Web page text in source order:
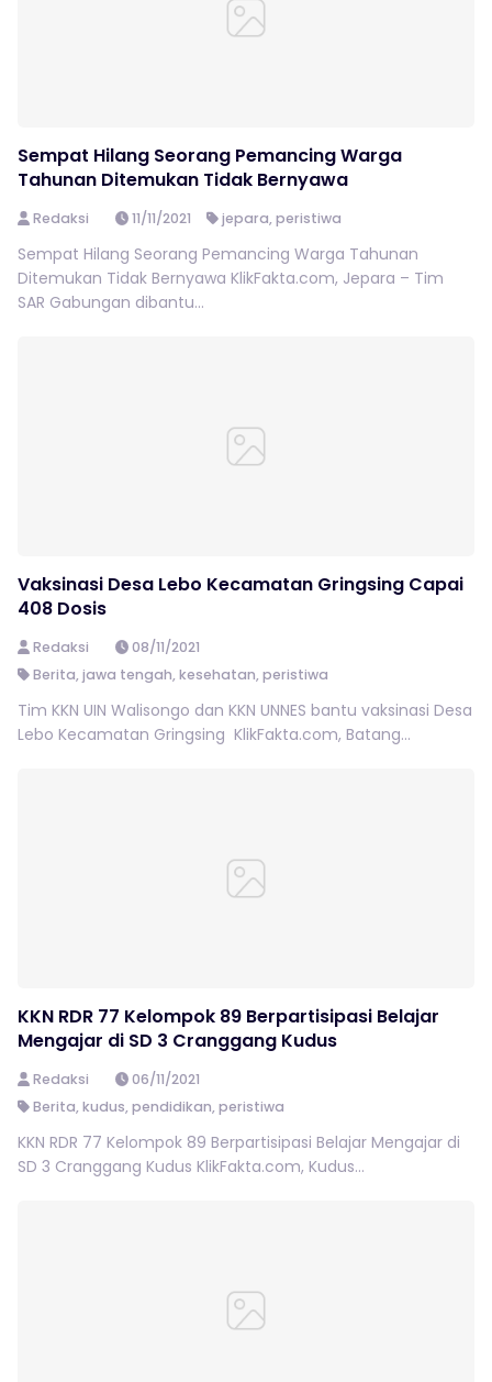
Sempat Hilang Seorang Pemancing Warga
Tahunan Ditemukan Tidak Bernyawa
Redaksi 11/11/2021 jepara,peristiwa
Sempat Hilang Seorang Pemancing Warga Tahunan
Ditemukan Tidak Bernyawa KlikFakta.com, Jepara – Tim
SAR Gabungan dibantu...
Vaksinasi Desa Lebo Kecamatan Gringsing Capai
408 Dosis
Redaksi
08/11/2021
Berita, jawa tengah, kesehatan, peristiwa
Tim KKN UIN Walisongo dan KKN UNNES bantu vaksinasi Desa
Lebo Kecamatan Gringsing KlikFakta.com, Batang...
KKN RDR 77 Kelompok 89 Berpartisipasi Belajar
Mengajar di SD 3 Cranggang Kudus
Redaksi
06/11/2021
Berita, kudus, pendidikan, peristiwa
KKN RDR 77 Kelompok 89 Berpartisipasi Belajar Mengajar di
SD 3 Cranggang Kudus KlikFakta.com, Kudus...